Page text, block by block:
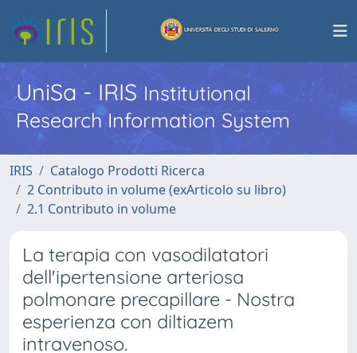
UniSa - IRISInstitutional
Research Information System
IRIS
Catalogo Prodotti Ricerca
2 Contributo in volume (exArticolo su libro)
2.1 Contributo in volume
La terapia con vasodilatatori
dell'ipertensione arteriosa
polmonare precapillare - Nostra
esperienza con diltiazem
intravenoso.